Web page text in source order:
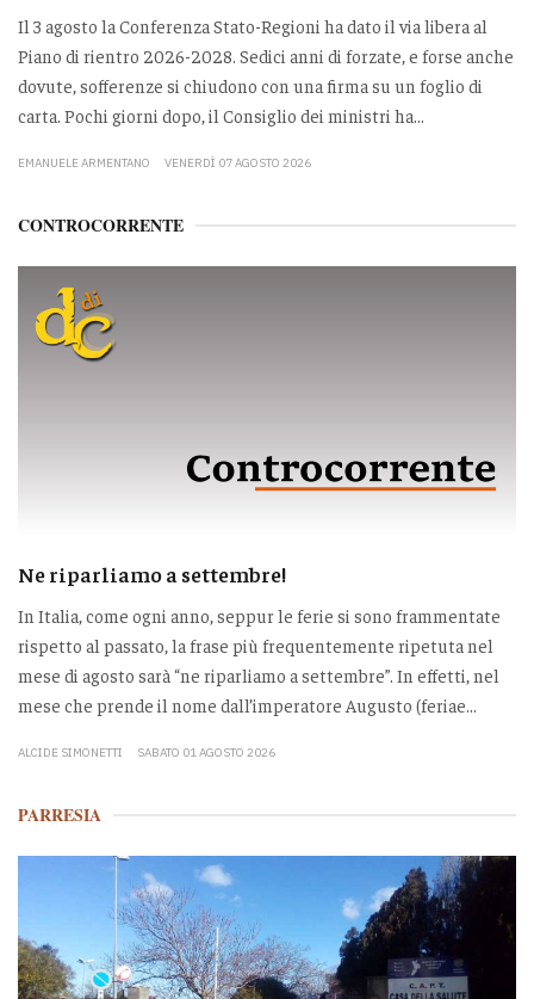
Il 3 agosto la Conferenza Stato-Regioni ha dato il via libera al
Piano di rientro 2026-2028. Sedici anni di forzate, e forse anche
dovute, sofferenze si chiudono con una firma su un foglio di
carta. Pochi giorni dopo, il Consiglio dei ministri ha...
EMANUELE ARMENTANO VENERDÌ 07 AGOSTO 2026
CONTROCORRENTE
Ne riparliamo a settembre!
In Italia, come ogni anno, seppur le ferie si sono frammentate
rispetto al passato, la frase più frequentemente ripetuta nel
mese di agosto sarà “ne riparliamo a settembre”. In effetti, nel
mese che prende il nome dall’imperatore Augusto (feriae...
ALCIDE SIMONETTI SABATO 01 AGOSTO 2026
PARRESIA